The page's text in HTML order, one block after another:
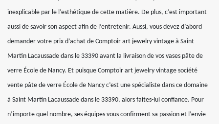
inexplicable par le l’esthétique de cette matière. De plus, c’est important
aussi de savoir son aspect afin de l’entretenir. Aussi, vous devez d’abord
demander votre prix d’achat de Comptoir art jewelry vintage à Saint
Martin Lacaussade dans le 33390 avant la livraison de vos vases pâte de
verre École de Nancy. Et puisque Comptoir art jewelry vintage société
vente pâte de verre École de Nancy c’est une spécialiste dans ce domaine
à Saint Martin Lacaussade dans le 33390, alors faites-lui confiance. Pour
n’importe quel nombre, ses équipes vous confirment sa passion et l’envie